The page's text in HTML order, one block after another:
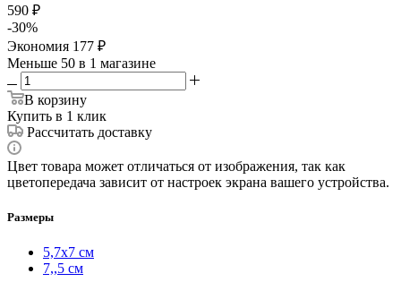
590 ₽
-30%
Экономия 177 ₽
Меньше 50 в 1 магазине
В корзину
Купить в 1 клик
Рассчитать доставку
Цвет товара может отличаться от изображения, так как
цветопередача зависит от настроек экрана вашего устройства.
Размеры
5,7х7 см
7,,5 см